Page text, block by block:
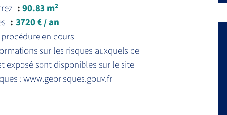
90.83 m²
3720 € / an
procédure en cours
sur les risques auxquels ce
exposé sont disponibles sur le site
: www.georisques.gouv.fr